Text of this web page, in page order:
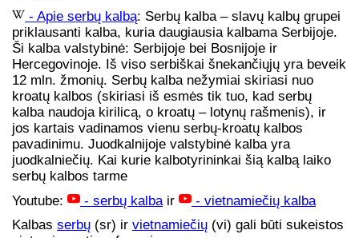
- Apie serbų kalbą: Serbų kalba – slavų kalbų grupei
priklausanti kalba, kuria daugiausia kalbama Serbijoje.
Ši kalba valstybinė: Serbijoje bei Bosnijoje ir
Hercegovinoje. Iš viso serbiškai šnekančiųjų yra beveik
12 mln. žmonių. Serbų kalba nežymiai skiriasi nuo
kroatų kalbos (skiriasi iš esmės tik tuo, kad serbų
kalba naudoja kirilicą, o kroatų – lotynų rašmenis), ir
jos kartais vadinamos vienu serbų-kroatų kalbos
pavadinimu. Juodkalnijoje valstybinė kalba yra
juodkalniečių. Kai kurie kalbotyrininkai šią kalbą laiko
serbų kalbos tarme
Youtube:
- serbų kalbair
- vietnamiečių kalba
Kalbas serbų (sr) ir vietnamiečių (vi) gali būti sukeistos